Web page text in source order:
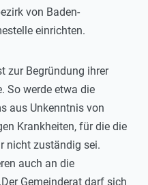
von Baden-
einrichten.
zur Begründung ihrer
So werde etwa die
aus Unkenntnis von
Krankheiten, für die die
nicht zuständig sei.
auch an die
Gemeinderat darf sich